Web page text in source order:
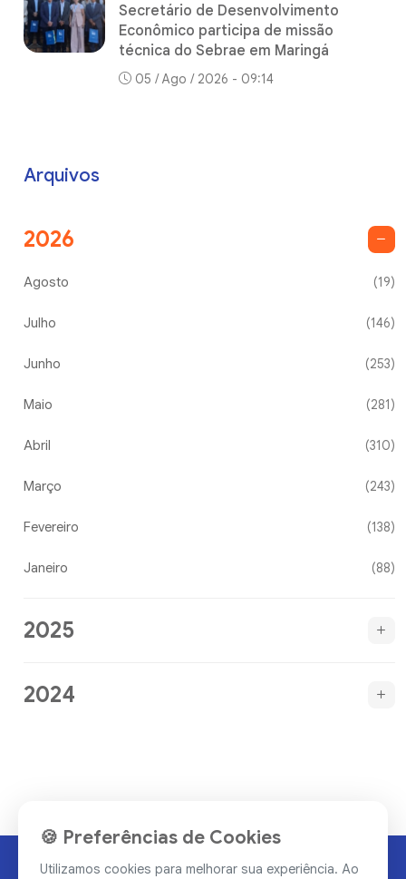
Secretário de Desenvolvimento
Econômico participa de missão
técnica do Sebrae em Maringá
05 / Ago / 2026 - 09:14
Arquivos
2026
Agosto (19)
Julho (146)
Junho (253)
Maio (281)
Abril (310)
Março (243)
Fevereiro (138)
Janeiro (88)
2025
2024
🍪 Preferências de Cookies
Utilizamos cookies para melhorar sua experiência. Ao